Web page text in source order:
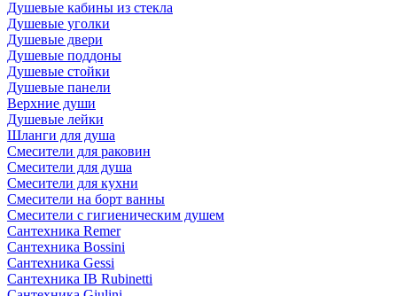
Душевые кабины из стекла
Душевые уголки
Душевые двери
Душевые поддоны
Душевые стойки
Душевые панели
Верхние души
Душевые лейки
Шланги для душа
Смесители для раковин
Смесители для душа
Смесители для кухни
Смесители на борт ванны
Смесители с гигиеническим душем
Сантехника Remer
Сантехника Bossini
Сантехника Gessi
Сантехника IB Rubinetti